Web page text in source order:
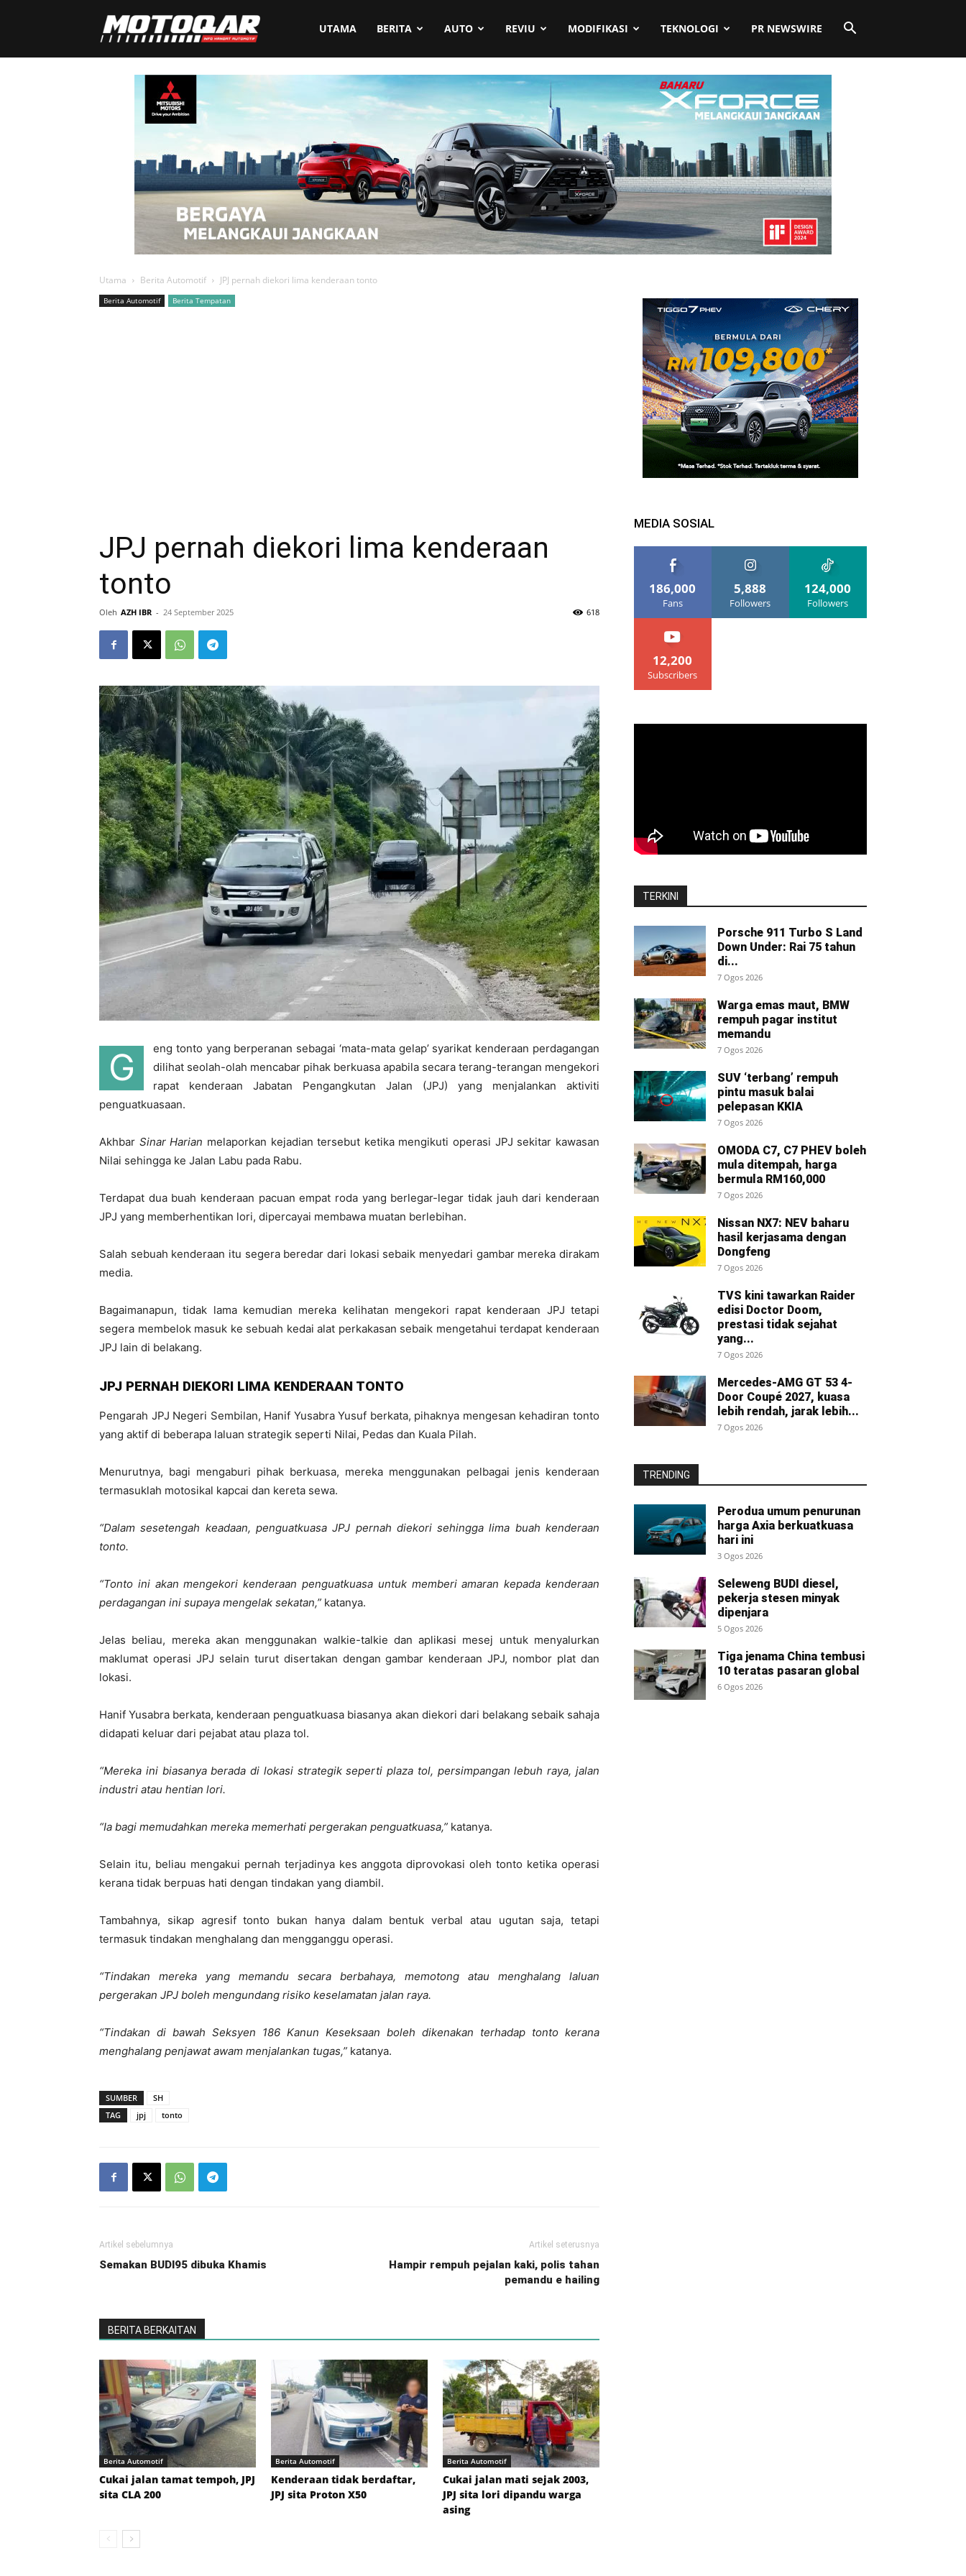
Motoqar UTAMA BERITA AUTO REVIU MODIFIKASI TEKNOLOGI PR NEWSWIRE
Utama Berita Automotif JPJ pernah diekori lima kenderaan tonto
Berita Automotif Berita Tempatan
JPJ pernah diekori lima kenderaan
tonto
Oleh AZH IBR - 24 September 2025 618
G
eng tonto yang berperanan sebagai ‘mata-mata gelap’ syarikat kenderaan perdagangan
dilihat seolah-olah mencabar pihak berkuasa apabila secara terang-terangan mengekori
rapat kenderaan Jabatan Pengangkutan Jalan (JPJ) yang menjalankan aktiviti
penguatkuasaan.
Akhbar Sinar Harian melaporkan kejadian tersebut ketika mengikuti operasi JPJ sekitar kawasan
Nilai sehingga ke Jalan Labu pada Rabu.
Terdapat dua buah kenderaan pacuan empat roda yang berlegar-legar tidak jauh dari kenderaan
JPJ yang memberhentikan lori, dipercayai membawa muatan berlebihan.
Salah sebuah kenderaan itu segera beredar dari lokasi sebaik menyedari gambar mereka dirakam
media.
Bagaimanapun, tidak lama kemudian mereka kelihatan mengekori rapat kenderaan JPJ tetapi
segera membelok masuk ke sebuah kedai alat perkakasan sebaik mengetahui terdapat kenderaan
JPJ lain di belakang.
JPJ PERNAH DIEKORI LIMA KENDERAAN TONTO
Pengarah JPJ Negeri Sembilan, Hanif Yusabra Yusuf berkata, pihaknya mengesan kehadiran tonto
yang aktif di beberapa laluan strategik seperti Nilai, Pedas dan Kuala Pilah.
Menurutnya, bagi mengaburi pihak berkuasa, mereka menggunakan pelbagai jenis kenderaan
termasuklah motosikal kapcai dan kereta sewa.
“Dalam sesetengah keadaan, penguatkuasa JPJ pernah diekori sehingga lima buah kenderaan
tonto.
“Tonto ini akan mengekori kenderaan penguatkuasa untuk memberi amaran kepada kenderaan
perdagangan ini supaya mengelak sekatan,” katanya.
Jelas beliau, mereka akan menggunakan walkie-talkie dan aplikasi mesej untuk menyalurkan
maklumat operasi JPJ selain turut disertakan dengan gambar kenderaan JPJ, nombor plat dan
lokasi.
Hanif Yusabra berkata, kenderaan penguatkuasa biasanya akan diekori dari belakang sebaik sahaja
didapati keluar dari pejabat atau plaza tol.
“Mereka ini biasanya berada di lokasi strategik seperti plaza tol, persimpangan lebuh raya, jalan
industri atau hentian lori.
“Ia bagi memudahkan mereka memerhati pergerakan penguatkuasa,” katanya.
Selain itu, beliau mengakui pernah terjadinya kes anggota diprovokasi oleh tonto ketika operasi
kerana tidak berpuas hati dengan tindakan yang diambil.
Tambahnya, sikap agresif tonto bukan hanya dalam bentuk verbal atau ugutan saja, tetapi
termasuk tindakan menghalang dan mengganggu operasi.
“Tindakan mereka yang memandu secara berbahaya, memotong atau menghalang laluan
pergerakan JPJ boleh mengundang risiko keselamatan jalan raya.
“Tindakan di bawah Seksyen 186 Kanun Keseksaan boleh dikenakan terhadap tonto kerana
menghalang penjawat awam menjalankan tugas,” katanya.
SUMBER
SH
TAG
jpj tonto
Artikel sebelumnya
Semakan BUDI95 dibuka Khamis
Artikel seterusnya
Hampir rempuh pejalan kaki, polis tahan
pemandu e hailing
BERITA BERKAITAN
Berita Automotif
Cukai jalan tamat tempoh, JPJ
sita CLA 200
Berita Automotif
Kenderaan tidak berdaftar,
JPJ sita Proton X50
Berita Automotif
Cukai jalan mati sejak 2003,
JPJ sita lori dipandu warga
asing
MEDIA SOSIAL
186,000
Fans
5,888
Followers
124,000
Followers
12,200
Subscribers
TERKINI
Porsche 911 Turbo S Land
Down Under: Rai 75 tahun
di...
7 Ogos 2026
Warga emas maut, BMW
rempuh pagar institut
memandu
7 Ogos 2026
SUV ‘terbang’ rempuh
pintu masuk balai
pelepasan KKIA
7 Ogos 2026
OMODA C7, C7 PHEV boleh
mula ditempah, harga
bermula RM160,000
7 Ogos 2026
Nissan NX7: NEV baharu
hasil kerjasama dengan
Dongfeng
7 Ogos 2026
TVS kini tawarkan Raider
edisi Doctor Doom,
prestasi tidak sejahat
yang...
7 Ogos 2026
Mercedes-AMG GT 53 4-
Door Coupé 2027, kuasa
lebih rendah, jarak lebih...
7 Ogos 2026
TRENDING
Perodua umum penurunan
harga Axia berkuatkuasa
hari ini
3 Ogos 2026
Seleweng BUDI diesel,
pekerja stesen minyak
dipenjara
5 Ogos 2026
Tiga jenama China tembusi
10 teratas pasaran global
6 Ogos 2026